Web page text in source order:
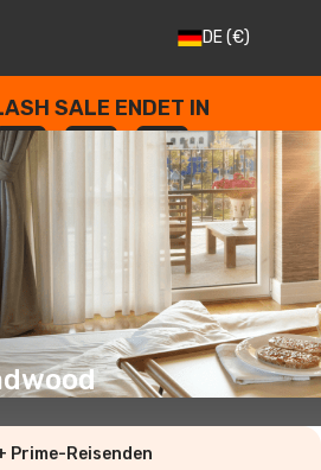
DE(€)
SALE ENDET IN
--
STUNDEN
: --
SEKUNDEN
Prime-Reisenden